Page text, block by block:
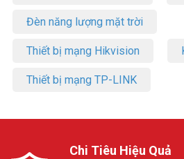
Đèn năng lượng mặt trời
Thiết bị mạng Hikvision
Thiết bị mạng TP-LINK
Chi Tiêu Hiệu Quả